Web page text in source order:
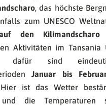
, das höchste
zum UNESCO
den Kilimandscharo
Aktivitäten im Tansania
dafür sind
Januar bis
ist das Wetter
die Temperaturen